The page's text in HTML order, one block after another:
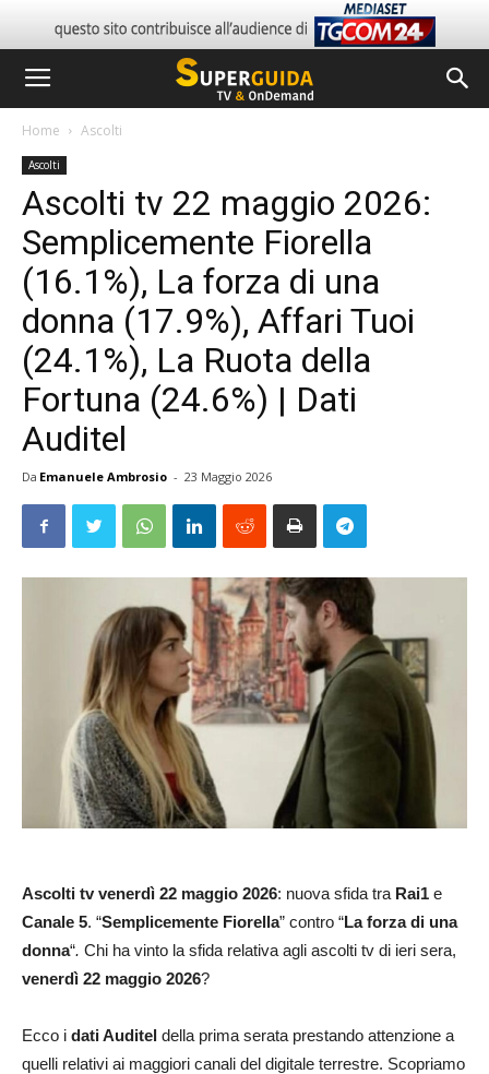
Home Ascolti
Ascolti
Ascolti tv 22 maggio 2026:
Semplicemente Fiorella
(16.1%), La forza di una
donna (17.9%), Affari Tuoi
(24.1%), La Ruota della
Fortuna (24.6%) | Dati
Auditel
Da Emanuele Ambrosio - 23 Maggio 2026
Ascolti tv venerdì 22 maggio 2026: nuova sfida tra Rai1 e
Canale 5. “Semplicemente Fiorella” contro “La forza di una
donna“. Chi ha vinto la sfida relativa agli ascolti tv di ieri sera,
venerdì 22 maggio 2026?
Ecco i dati Auditel della prima serata prestando attenzione a
quelli relativi ai maggiori canali del digitale terrestre. Scopriamo